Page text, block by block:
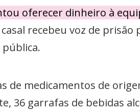
oferecer dinheiro à
recebeu voz de
de medicamentos de
36 garrafas de bebidas